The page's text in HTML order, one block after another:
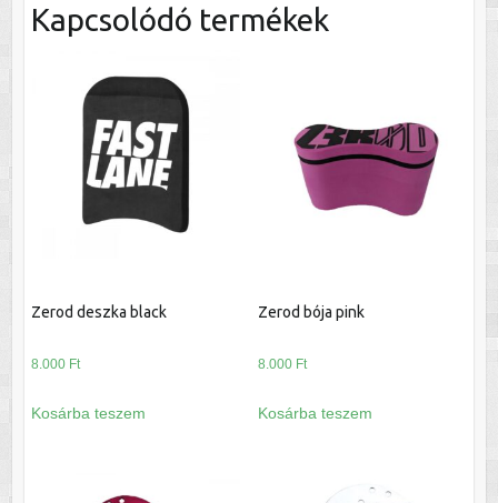
Kapcsolódó termékek
Zerod deszka black
8.000 Ft
Kosárba teszem
Zerod bója pink
8.000 Ft
Kosárba teszem